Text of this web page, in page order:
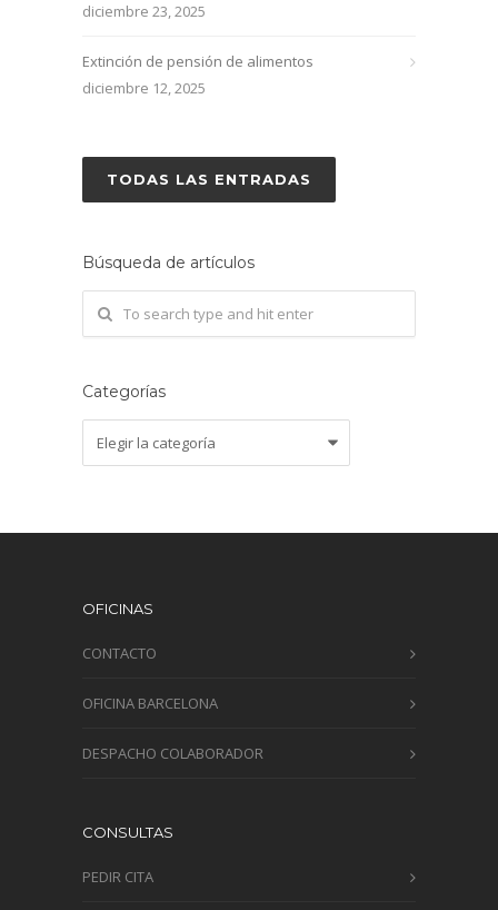
diciembre 23, 2025
Extinción de pensión de alimentos
diciembre 12, 2025
TODAS LAS ENTRADAS
Búsqueda de artículos
Categorías
OFICINAS
CONTACTO
OFICINA BARCELONA
DESPACHO COLABORADOR
CONSULTAS
PEDIR CITA